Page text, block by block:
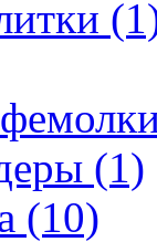
(1)
(10)